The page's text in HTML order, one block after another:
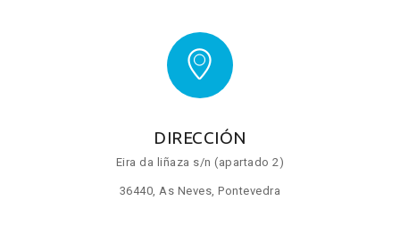
DIRECCIÓN
Eira da liñaza s/n (apartado 2)
36440, As Neves,Pontevedra